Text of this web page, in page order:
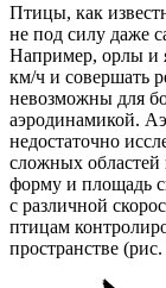
Птицы, как
не под силу даже
Например, орлы и
км/ч и совершать
невозможны для
аэродинамикой.
недостаточно
сложных
форму и площадь
с различной
птицам
пространстве (рис.